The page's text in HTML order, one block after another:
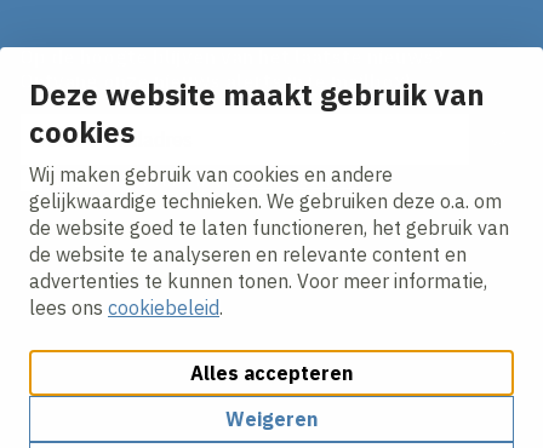
Deze website maakt gebruik van
cookies
Wij maken gebruik van cookies en andere
gelijkwaardige technieken. We gebruiken deze o.a. om
de website goed te laten functioneren, het gebruik van
de website te analyseren en relevante content en
advertenties te kunnen tonen. Voor meer informatie,
lees ons cookiebeleid.
Alles accepteren
Weigeren
Ontvang onze nieuws alerts in je mailbox!
E-mailadres
Ik ga akkoord met hetprivacy statement.
Cookies aanpassenCookie beleidPrivacy policy
Algemene inkoopvoorwaarden